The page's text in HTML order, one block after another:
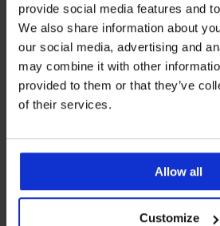
provide social media features and
We also share information about
our social media, advertising and
may combine it with other
provided to them or that they’ve
of their services.
Allow all
Customize